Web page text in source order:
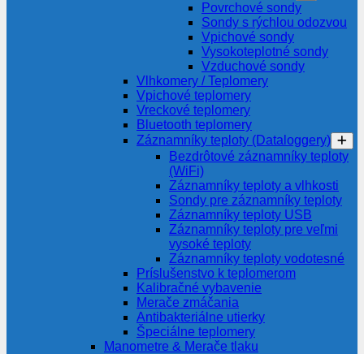
Povrchové sondy
Sondy s rýchlou odozvou
Vpichové sondy
Vysokoteplotné sondy
Vzduchové sondy
Vlhkomery / Teplomery
Vpichové teplomery
Vreckové teplomery
Bluetooth teplomery
Záznamníky teploty (Dataloggery)
Bezdrôtové záznamníky teploty
(WiFi)
Záznamníky teploty a vlhkosti
Sondy pre záznamníky teploty
Záznamníky teploty USB
Záznamníky teploty pre veľmi
vysoké teploty
Záznamníky teploty vodotesné
Príslušenstvo k teplomerom
Kalibračné vybavenie
Merače zmáčania
Antibakteriálne utierky
Špeciálne teplomery
Manometre & Merače tlaku